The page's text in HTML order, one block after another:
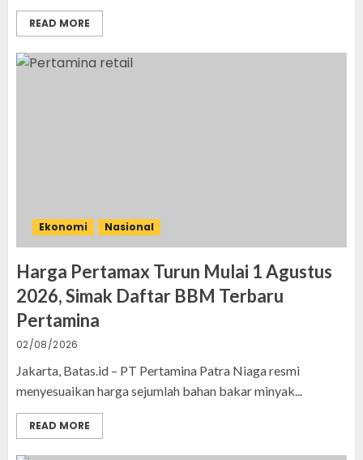
READ MORE
Ekonomi Nasional
Harga Pertamax Turun Mulai 1 Agustus
2026, Simak Daftar BBM Terbaru
Pertamina
02/08/2026
Jakarta, Batas.id – PT Pertamina Patra Niaga resmi
menyesuaikan harga sejumlah bahan bakar minyak...
READ MORE